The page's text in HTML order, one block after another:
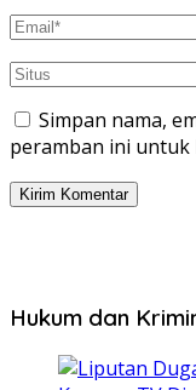
Simpan nama,
peramban ini
Hukum dan